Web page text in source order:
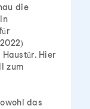
die
Hier
zum
das